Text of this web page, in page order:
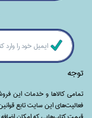
توجه
تمامی‌ کالاها و خدمات این
فعالیت‌های این سایت تابع